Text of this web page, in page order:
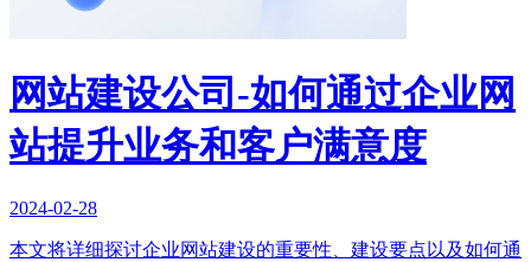
网站建设公司-如何通过企业网
站提升业务和客户满意度
2024-02-28
本文将详细探讨企业网站建设的重要性、建设要点以及如何通